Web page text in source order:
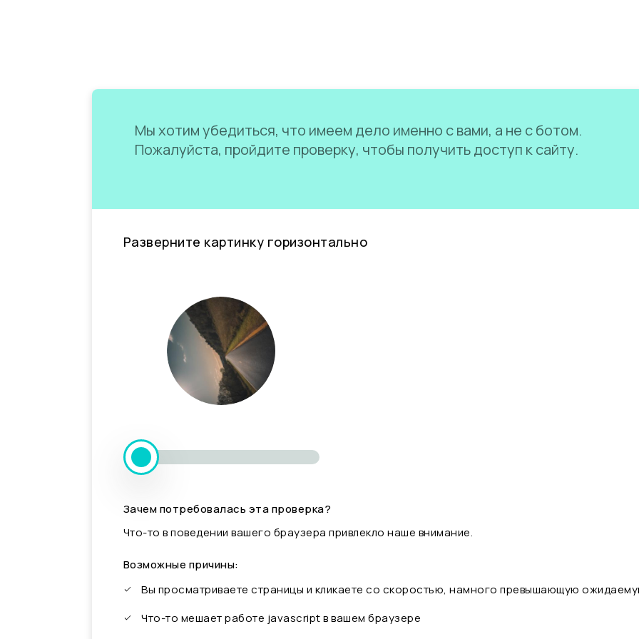
Мы хотим убедиться, что имеем дело именно с вами, а не с ботом.
Пожалуйста, пройдите проверку, чтобы получить доступ к сайту.
Разверните картинку горизонтально
Зачем потребовалась эта проверка?
Что-то в поведении вашего браузера привлекло наше внимание.
Возможные причины:
Вы просматриваете страницы и кликаете со скоростью, намного превышающую
Что-то мешает работе javascript в вашем браузере